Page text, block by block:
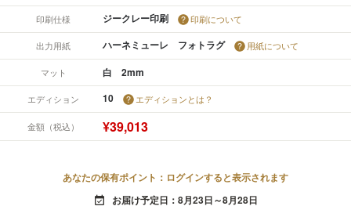
印刷仕様 ジークレー印刷 印刷について
出力用紙 ハーネミューレ フォトラグ 用紙について
マット 白 2mm
エディション 10 エディションとは？
金額（税込） ¥39,013
あなたの保有ポイント：ログインすると表示されます
event_available お届け予定日：8月23日～8月28日